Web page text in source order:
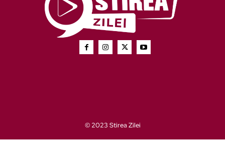
© 2023 Stirea Zilei